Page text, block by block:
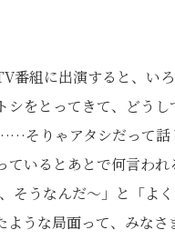
番組に出演すると、い
をとってきて、どう
そりゃアタシだって
ているとあとで何言わ
そうなんだ～」と「よ
ような局面って、みな